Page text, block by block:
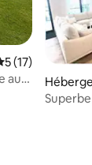
5 (17)
au